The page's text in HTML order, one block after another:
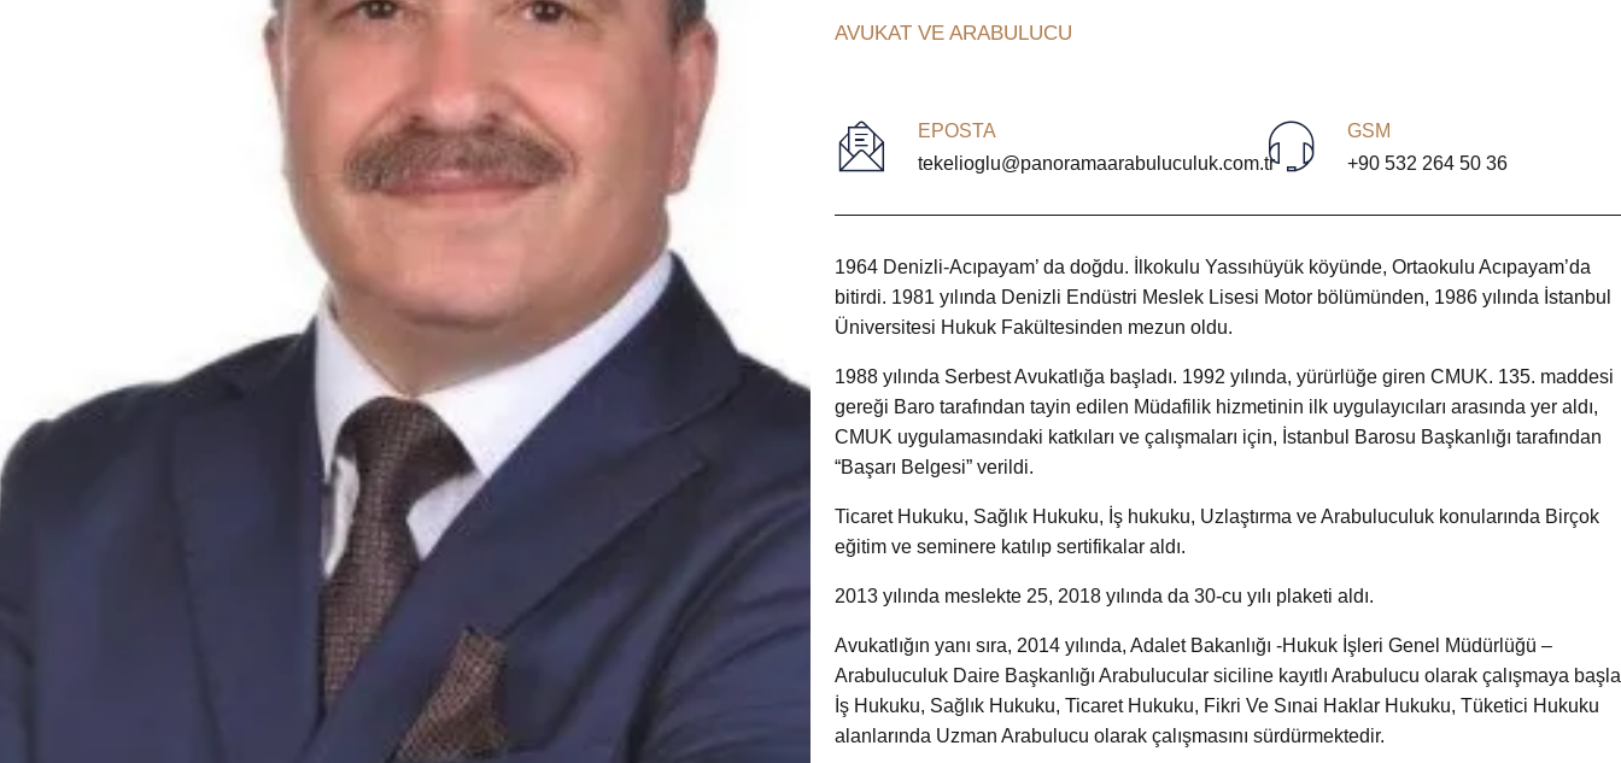
AVUKAT VE ARABULUCU
EPOSTA
tekelioglu@panoramaarabuluculuk.com.tr
GSM
+90 532 264 50 36
1964 Denizli-Acıpayam’ da doğdu. İlkokulu Yassıhüyük köyünde, Ortaokulu Acıpayam’da
bitirdi. 1981 yılında Denizli Endüstri Meslek Lisesi Motor bölümünden, 1986 yılında İstanbul
Üniversitesi Hukuk Fakültesinden mezun oldu.
1988 yılında Serbest Avukatlığa başladı. 1992 yılında, yürürlüğe giren CMUK. 135. maddesi
gereği Baro tarafından tayin edilen Müdafilik hizmetinin ilk uygulayıcıları arasında yer aldı,
CMUK uygulamasındaki katkıları ve çalışmaları için, İstanbul Barosu Başkanlığı tarafından
“Başarı Belgesi” verildi.
Ticaret Hukuku, Sağlık Hukuku, İş hukuku, Uzlaştırma ve Arabuluculuk konularında Birçok
eğitim ve seminere katılıp sertifikalar aldı.
2013 yılında meslekte 25, 2018 yılında da 30-cu yılı plaketi aldı.
Avukatlığın yanı sıra, 2014 yılında, Adalet Bakanlığı -Hukuk İşleri Genel Müdürlüğü –
Arabuluculuk Daire Başkanlığı Arabulucular siciline kayıtlı Arabulucu olarak çalışmaya
İş Hukuku, Sağlık Hukuku, Ticaret Hukuku, Fikri Ve Sınai Haklar Hukuku, Tüketici Hukuku
alanlarında Uzman Arabulucu olarak çalışmasını sürdürmektedir.